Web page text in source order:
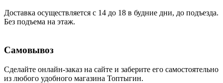
Доставка осуществляется с 14 до 18 в будние дни, до подъезда.
Без подъема на этаж.
Самовывоз
Сделайте онлайн-заказ на сайте и заберите его самостоятельно
из любого удобного магазина Топтыгин.